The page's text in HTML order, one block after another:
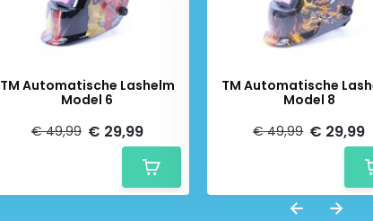
TM Automatische Lashelm
Model 6
€ 49,99 € 29,99
TM Automatische
Model 8
€ 49,99 € 29,99